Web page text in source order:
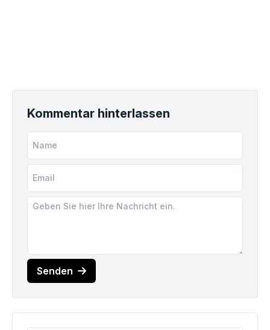
Kommentar hinterlassen
Senden